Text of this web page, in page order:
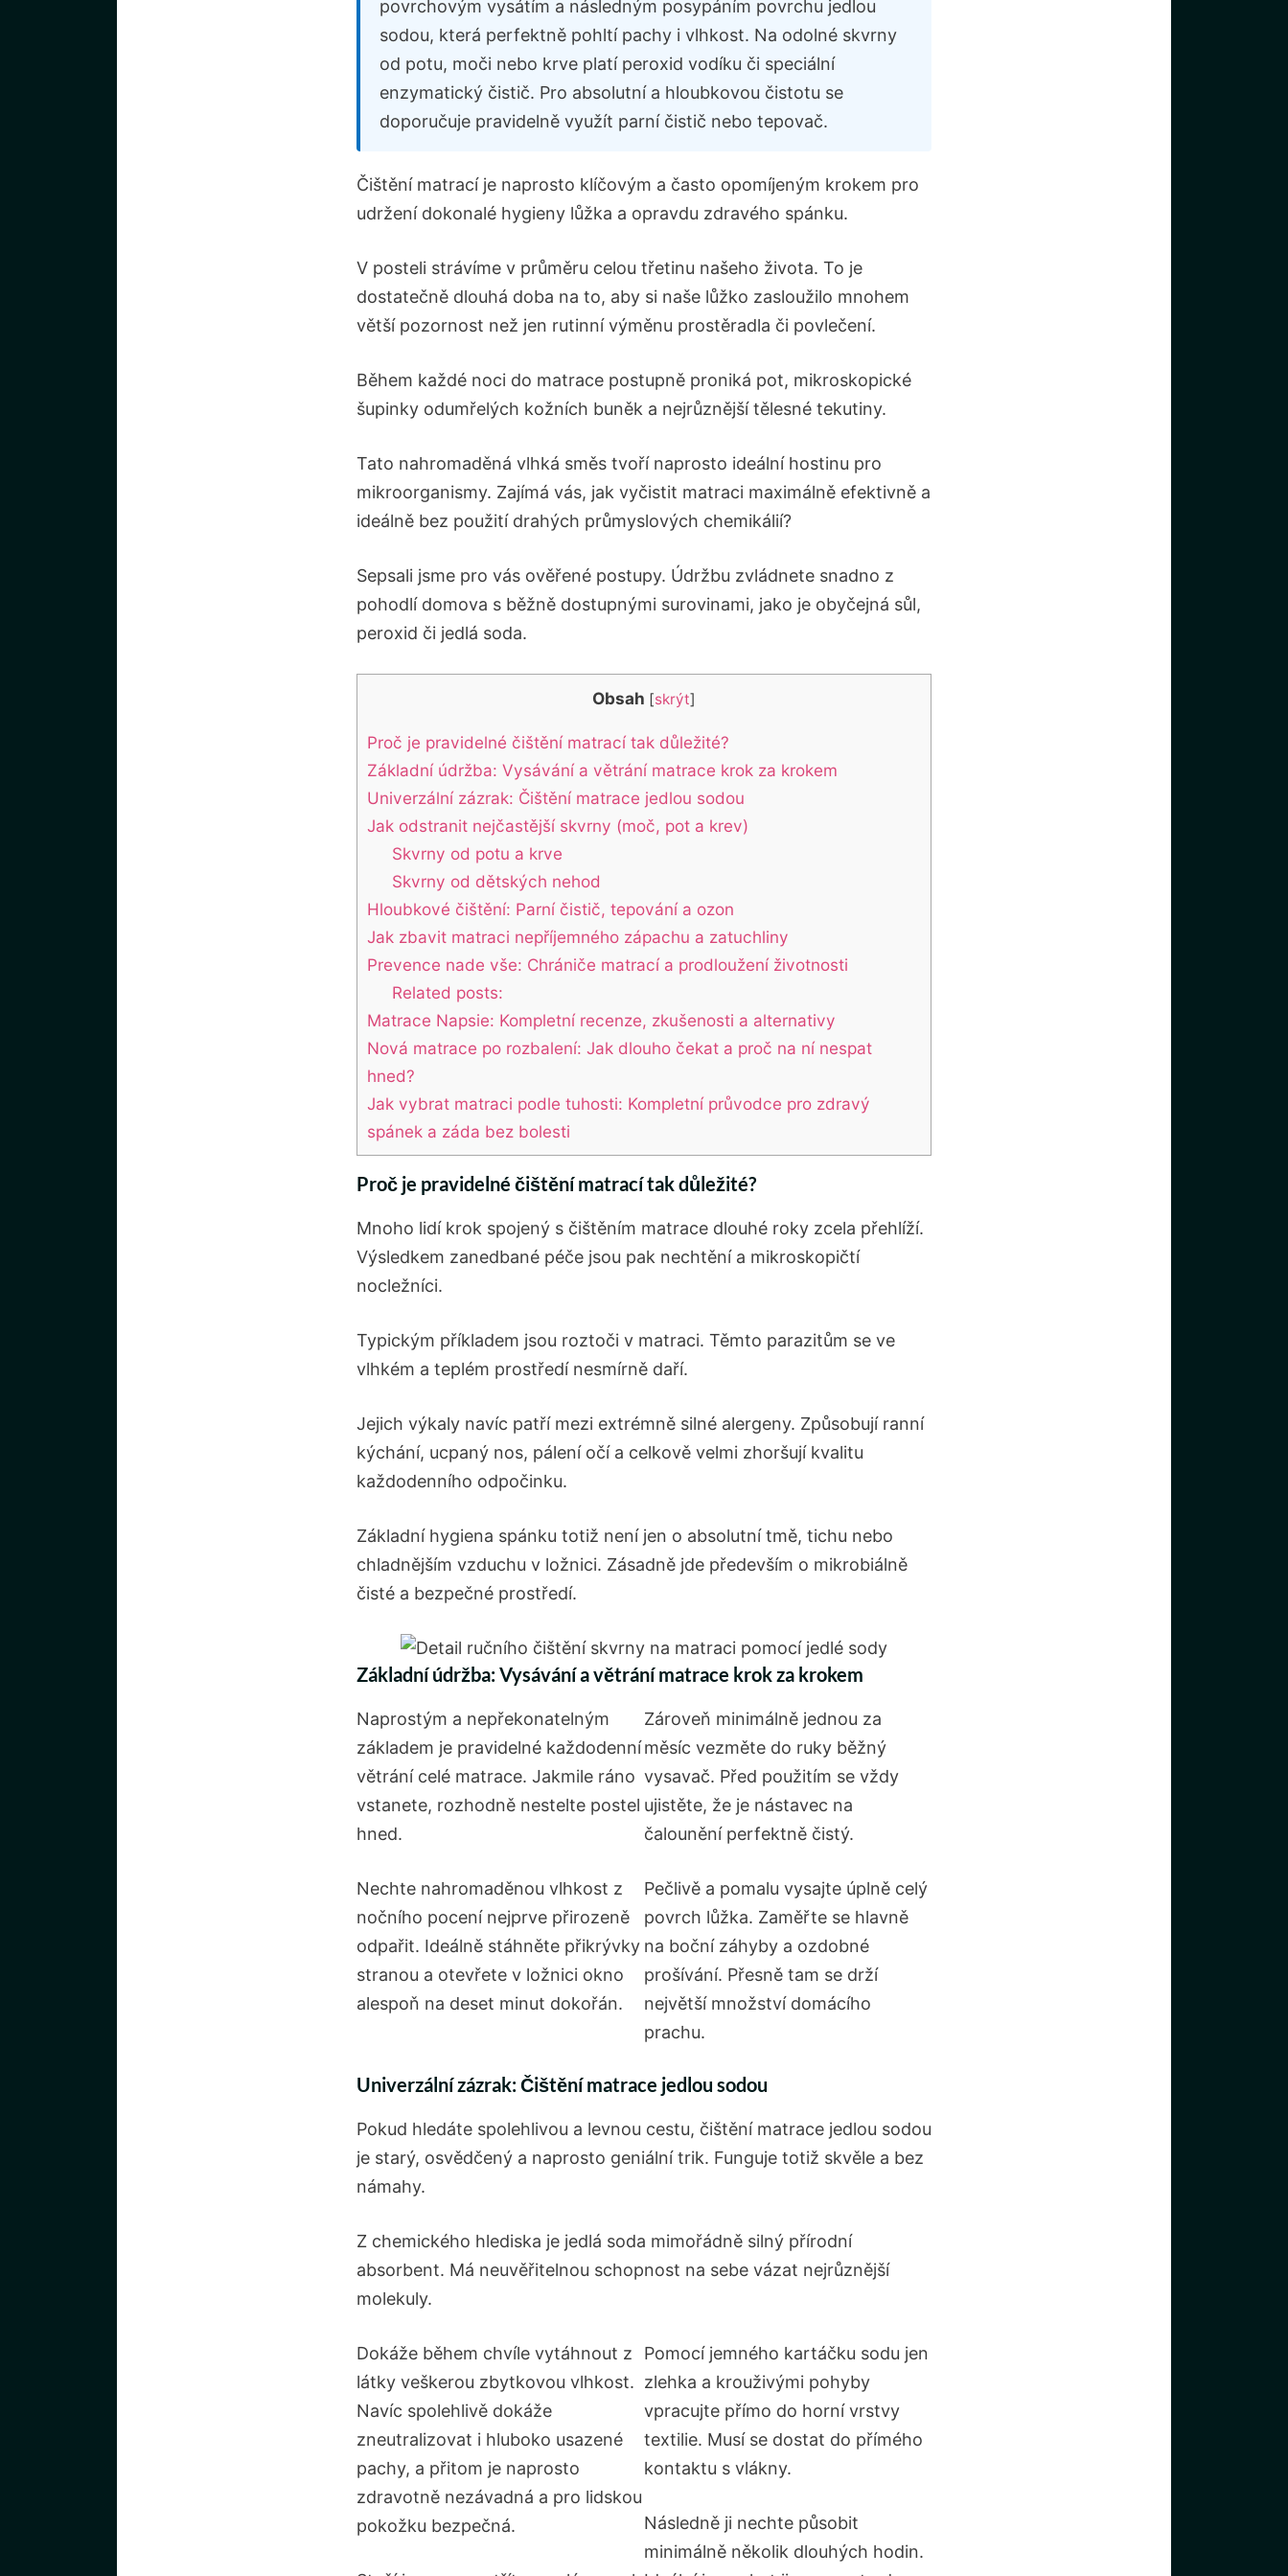
povrchovým vysátím a následným posypáním povrchu jedlou
sodou, která perfektně pohltí pachy i vlhkost. Na odolné skvrny
od potu, moči nebo krve platí peroxid vodíku či speciální
enzymatický čistič. Pro absolutní a hloubkovou čistotu se
doporučuje pravidelně využít parní čistič nebo tepovač.
Čištění matrací je naprosto klíčovým a často opomíjeným krokem pro
udržení dokonalé hygieny lůžka a opravdu zdravého spánku.
V posteli strávíme v průměru celou třetinu našeho života. To je
dostatečně dlouhá doba na to, aby si naše lůžko zasloužilo mnohem
větší pozornost než jen rutinní výměnu prostěradla či povlečení.
Během každé noci do matrace postupně proniká pot, mikroskopické
šupinky odumřelých kožních buněk a nejrůznější tělesné tekutiny.
Tato nahromaděná vlhká směs tvoří naprosto ideální hostinu pro
mikroorganismy. Zajímá vás, jak vyčistit matraci maximálně efektivně a
ideálně bez použití drahých průmyslových chemikálií?
Sepsali jsme pro vás ověřené postupy. Údržbu zvládnete snadno z
pohodlí domova s běžně dostupnými surovinami, jako je obyčejná sůl,
peroxid či jedlá soda.
Obsah [skrýt]
Proč je pravidelné čištění matrací tak důležité?
Základní údržba: Vysávání a větrání matrace krok za krokem
Univerzální zázrak: Čištění matrace jedlou sodou
Jak odstranit nejčastější skvrny (moč, pot a krev)
Skvrny od potu a krve
Skvrny od dětských nehod
Hloubkové čištění: Parní čistič, tepování a ozon
Jak zbavit matraci nepříjemného zápachu a zatuchliny
Prevence nade vše: Chrániče matrací a prodloužení životnosti
Related posts:
Matrace Napsie: Kompletní recenze, zkušenosti a alternativy
Nová matrace po rozbalení: Jak dlouho čekat a proč na ní nespat
hned?
Jak vybrat matraci podle tuhosti: Kompletní průvodce pro zdravý
spánek a záda bez bolesti
Proč je pravidelné čištění matrací tak důležité?
Mnoho lidí krok spojený s čištěním matrace dlouhé roky zcela přehlíží.
Výsledkem zanedbané péče jsou pak nechtění a mikroskopičtí
nocležníci.
Typickým příkladem jsou roztoči v matraci. Těmto parazitům se ve
vlhkém a teplém prostředí nesmírně daří.
Jejich výkaly navíc patří mezi extrémně silné alergeny. Způsobují ranní
kýchání, ucpaný nos, pálení očí a celkově velmi zhoršují kvalitu
každodenního odpočinku.
Základní hygiena spánku totiž není jen o absolutní tmě, tichu nebo
chladnějším vzduchu v ložnici. Zásadně jde především o mikrobiálně
čisté a bezpečné prostředí.
Základní údržba: Vysávání a větrání matrace krok za krokem
Naprostým a nepřekonatelným
základem je pravidelné každodenní
větrání celé matrace. Jakmile ráno
vstanete, rozhodně nestelte postel
hned.
Nechte nahromaděnou vlhkost z
nočního pocení nejprve přirozeně
odpařit. Ideálně stáhněte přikrývky
stranou a otevřete v ložnici okno
alespoň na deset minut dokořán.
Zároveň minimálně jednou za
měsíc vezměte do ruky běžný
vysavač. Před použitím se vždy
ujistěte, že je nástavec na
čalounění perfektně čistý.
Pečlivě a pomalu vysajte úplně celý
povrch lůžka. Zaměřte se hlavně
na boční záhyby a ozdobné
prošívání. Přesně tam se drží
největší množství domácího
prachu.
Univerzální zázrak: Čištění matrace jedlou sodou
Pokud hledáte spolehlivou a levnou cestu, čištění matrace jedlou sodou
je starý, osvědčený a naprosto geniální trik. Funguje totiž skvěle a bez
námahy.
Z chemického hlediska je jedlá soda mimořádně silný přírodní
absorbent. Má neuvěřitelnou schopnost na sebe vázat nejrůznější
molekuly.
Dokáže během chvíle vytáhnout z
látky veškerou zbytkovou vlhkost.
Navíc spolehlivě dokáže
zneutralizovat i hluboko usazené
pachy, a přitom je naprosto
zdravotně nezávadná a pro lidskou
pokožku bezpečná.
Pomocí jemného kartáčku sodu jen
zlehka a krouživými pohyby
vpracujte přímo do horní vrstvy
textilie. Musí se dostat do přímého
kontaktu s vlákny.
Následně ji nechte působit
minimálně několik dlouhých hodin.